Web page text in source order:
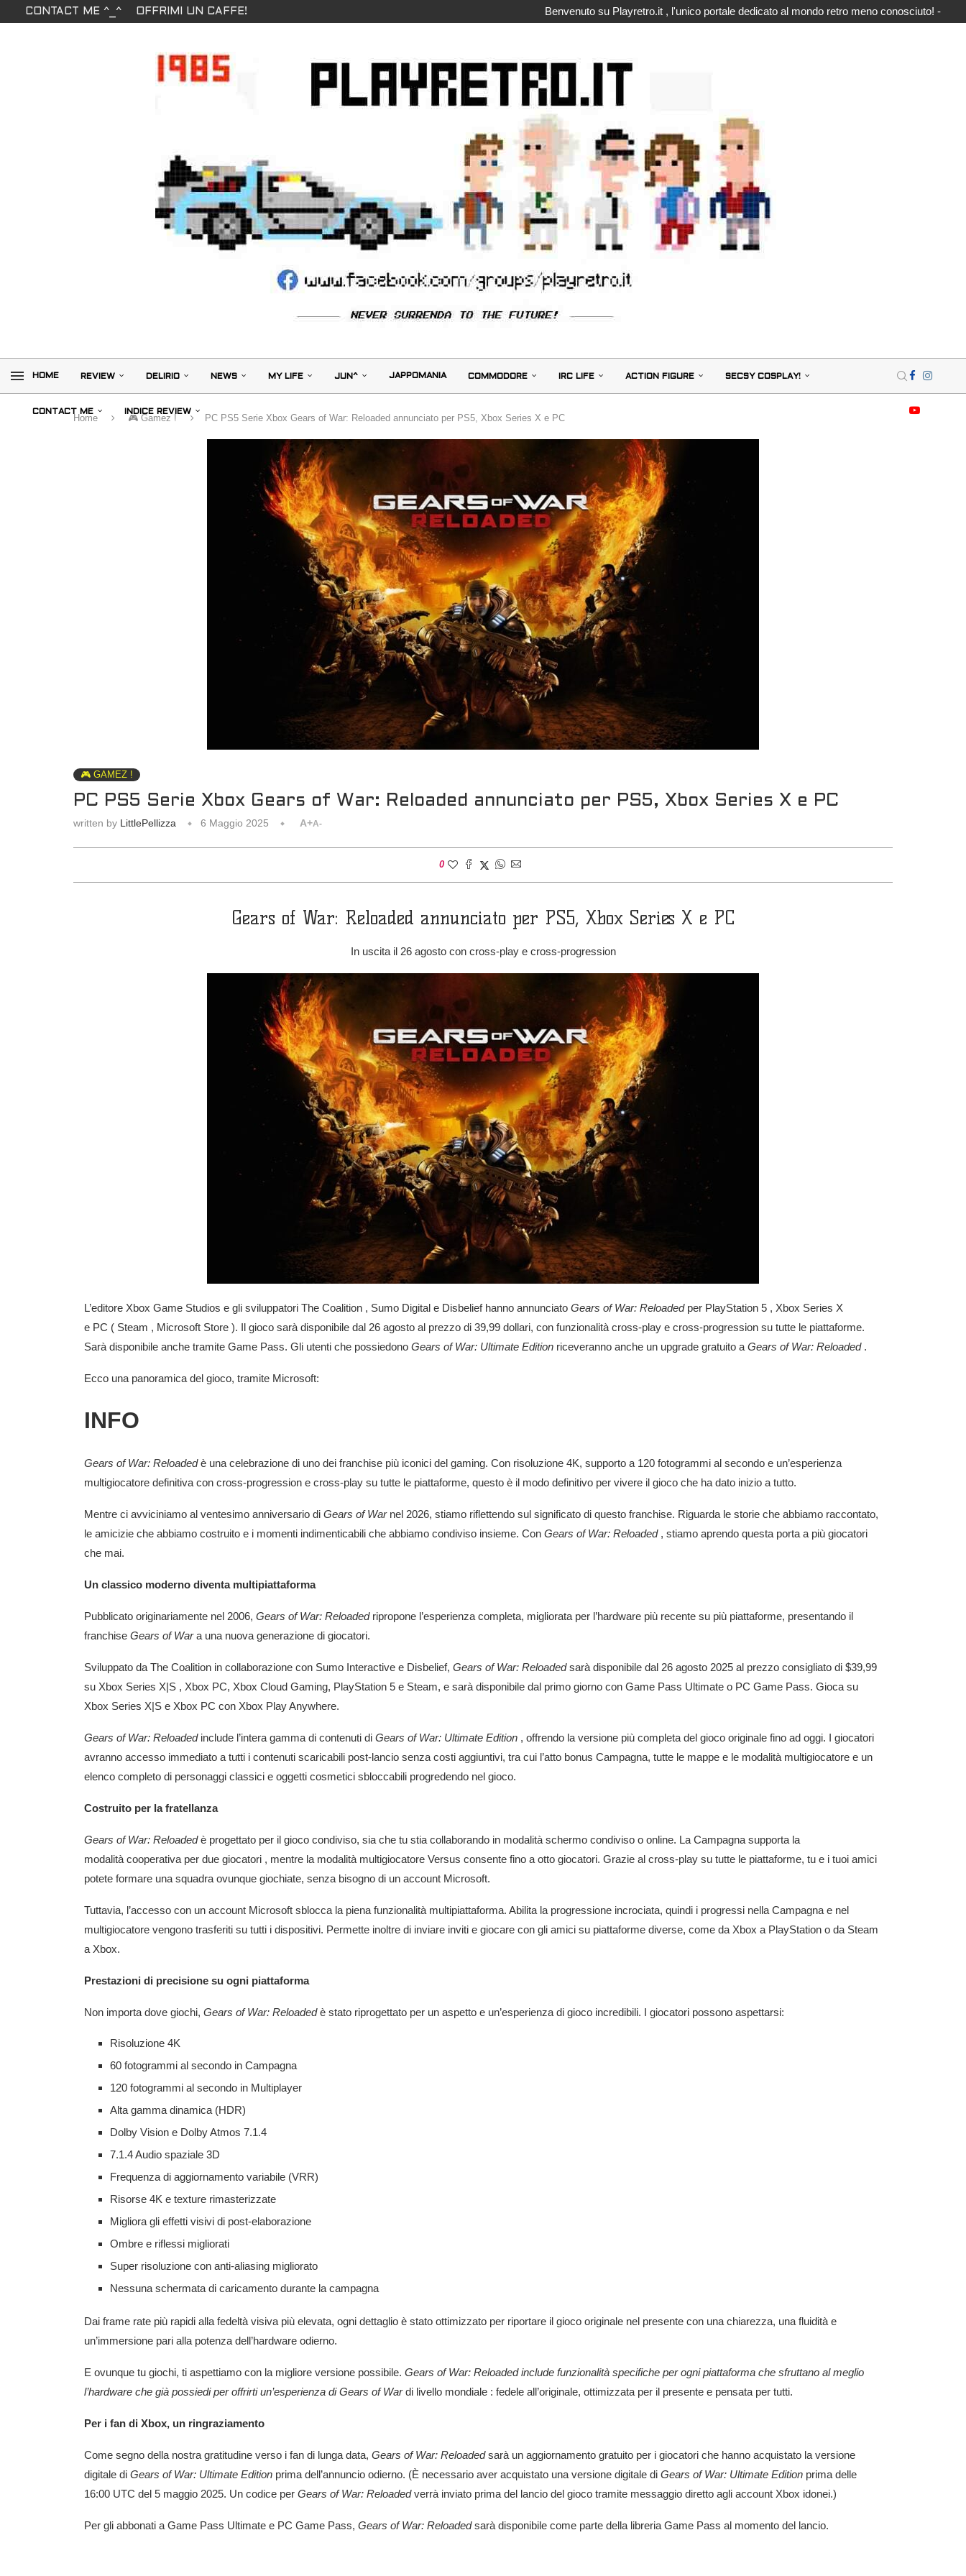
CONTACT ME ^_^ OFFRIMI UN CAFFE! Benvenuto su Playretro.it , l'unico portale dedicato al mondo retro meno conosciuto! -
HOME REVIEW DELIRIO NEWS MY LIFE JUN^ JAPPOMANIA COMMODORE IRC LIFE ACTION FIGURE SECSY COSPLAY!
CONTACT ME INDICE REVIEW
Home 🎮 Gamez ! PC PS5 Serie Xbox Gears of War: Reloaded annunciato per PS5, Xbox Series X e PC
🎮 GAMEZ !
PC PS5 Serie Xbox Gears of War: Reloaded annunciato per PS5, Xbox Series X e PC
written by LittlePellizza 6 Maggio 2025 A+A-
0
Gears of War: Reloaded annunciato per PS5, Xbox Series X e PC
In uscita il 26 agosto con cross-play e cross-progression
L’editore Xbox Game Studios e gli sviluppatori The Coalition , Sumo Digital e Disbeliefhanno annunciato Gears of War: Reloadedper PlayStation 5 , Xbox Series X
e PC ( Steam , Microsoft Store ). Il gioco sarà disponibile dal 26 agosto al prezzo di 39,99 dollari, con funzionalità cross-play e cross-progression su tutte le piattaforme.
Sarà disponibile anche tramite Game Pass. Gli utenti che possiedono Gears of War: Ultimate Edition riceveranno anche un upgrade gratuito a Gears of War: Reloaded.
Ecco una panoramica del gioco, tramite Microsoft:
INFO
Gears of War: Reloadedè una celebrazione di uno dei franchise più iconici del gaming. Con risoluzione 4K, supporto a 120 fotogrammi al secondo e un’esperienza
multigiocatore definitiva con cross-progression e cross-play su tutte le piattaforme, questo è il modo definitivo per vivere il gioco che ha dato inizio a tutto.
Mentre ci avviciniamo al ventesimo anniversario di Gears of Warnel 2026, stiamo riflettendo sul significato di questo franchise. Riguarda le storie che abbiamo raccontato,
le amicizie che abbiamo costruito e i momenti indimenticabili che abbiamo condiviso insieme. Con Gears of War: Reloaded, stiamo aprendo questa porta a più giocatori
che mai.
Un classico moderno diventa multipiattaforma
Pubblicato originariamente nel 2006, Gears of War: Reloadedripropone l’esperienza completa, migliorata per l’hardware più recente su più piattaforme, presentando il
franchise Gears of Wara una nuova generazione di giocatori.
Sviluppato da The Coalition in collaborazione con Sumo Interactive e Disbelief, Gears of War: Reloadedsarà disponibile dal 26 agosto 2025 al prezzo consigliato di $39,99
su Xbox Series X|S , Xbox PC, Xbox Cloud Gaming, PlayStation 5 e Steam, e sarà disponibile dal primo giorno con Game Pass Ultimate o PC Game Pass. Gioca su
Xbox Series X|S e Xbox PC con Xbox Play Anywhere.
Gears of War: Reloadedinclude l’intera gamma di contenuti di Gears of War: Ultimate Edition , offrendo la versione più completa del gioco originale fino ad oggi. I giocatori
avranno accesso immediato a tutti i contenuti scaricabili post-lancio senza costi aggiuntivi, tra cui l’atto bonus Campagna, tutte le mappe e le modalità multigiocatore e un
elenco completo di personaggi classici e oggetti cosmetici sbloccabili progredendo nel gioco.
Costruito per la fratellanza
Gears of War: Reloadedè progettato per il gioco condiviso, sia che tu stia collaborando in modalità schermo condiviso o online. La Campagna supporta la
modalità cooperativa per due giocatori , mentre la modalità multigiocatore Versus consente fino a otto giocatori. Grazie al cross-play su tutte le piattaforme, tu e i tuoi amici
potete formare una squadra ovunque giochiate, senza bisogno di un account Microsoft.
Tuttavia, l’accesso con un account Microsoft sblocca la piena funzionalità multipiattaforma. Abilita la progressione incrociata, quindi i progressi nella Campagna e nel
multigiocatore vengono trasferiti su tutti i dispositivi. Permette inoltre di inviare inviti e giocare con gli amici su piattaforme diverse, come da Xbox a PlayStation o da Steam
a Xbox.
Prestazioni di precisione su ogni piattaforma
Non importa dove giochi, Gears of War: Reloadedè stato riprogettato per un aspetto e un’esperienza di gioco incredibili. I giocatori possono aspettarsi:
Risoluzione 4K
60 fotogrammi al secondo in Campagna
120 fotogrammi al secondo in Multiplayer
Alta gamma dinamica (HDR)
Dolby Vision e Dolby Atmos 7.1.4
7.1.4 Audio spaziale 3D
Frequenza di aggiornamento variabile (VRR)
Risorse 4K e texture rimasterizzate
Migliora gli effetti visivi di post-elaborazione
Ombre e riflessi migliorati
Super risoluzione con anti-aliasing migliorato
Nessuna schermata di caricamento durante la campagna
Dai frame rate più rapidi alla fedeltà visiva più elevata, ogni dettaglio è stato ottimizzato per riportare il gioco originale nel presente con una chiarezza, una fluidità e
un’immersione pari alla potenza dell’hardware odierno.
E ovunque tu giochi, ti aspettiamo con la migliore versione possibile. Gears of War: Reloaded include funzionalità specifiche per ogni piattaforma che sfruttano al meglio
l’hardware che già possiedi per offrirti un’esperienza diGears of Wardi livello mondiale : fedele all’originale, ottimizzata per il presente e pensata per tutti.
Per i fan di Xbox, un ringraziamento
Come segno della nostra gratitudine verso i fan di lunga data, Gears of War: Reloadedsarà un aggiornamento gratuito per i giocatori che hanno acquistato la versione
digitale di Gears of War: Ultimate Edition prima dell’annuncio odierno. (È necessario aver acquistato una versione digitale di Gears of War: Ultimate Edition prima delle
16:00 UTC del 5 maggio 2025. Un codice per Gears of War: Reloadedverrà inviato prima del lancio del gioco tramite messaggio diretto agli account Xbox idonei.)
Per gli abbonati a Game Pass Ultimate e PC Game Pass, Gears of War: Reloadedsarà disponibile come parte della libreria Game Pass al momento del lancio.